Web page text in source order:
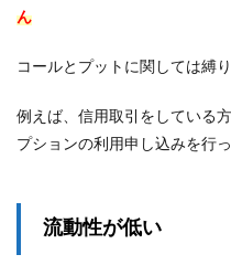
ん
コールとプットに関しては縛
例えば、信用取引をしている
プションの利用申し込みを行
流動性が低い